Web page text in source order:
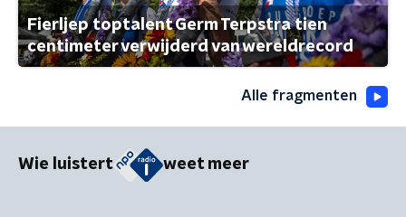
Fierljep toptalent Germ Terpstra tien
centimeter verwijderd van wereldrecord
Alle fragmenten
Wie luistert weet meer